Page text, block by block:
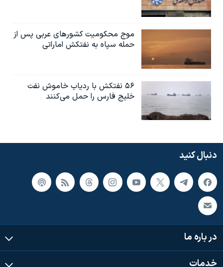
موج محکومیت کشورهای عربی پس از
حمله سپاه به نفتکش اماراتی
۵۶ نفتکش با ردیاب خاموش نفت
خلیج فارس را حمل می‌کنند
دنبال کنید
در باره ما
خدمات